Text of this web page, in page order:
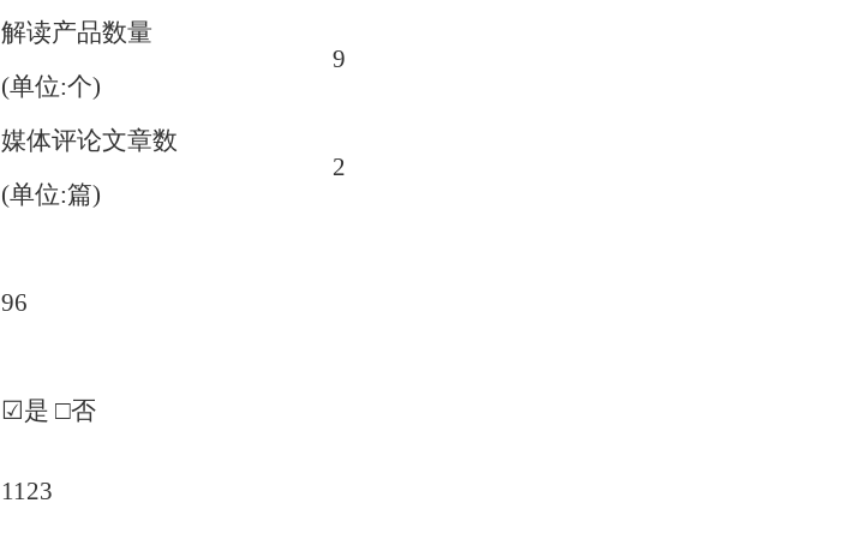
解读产品数量
(单位:个)
9
媒体评论文章数
(单位:篇)
2
96
☑是 □否
1123